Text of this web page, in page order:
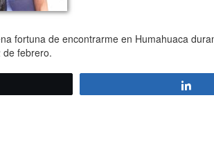
fortuna de encontrarme en Humahuaca
de febrero.